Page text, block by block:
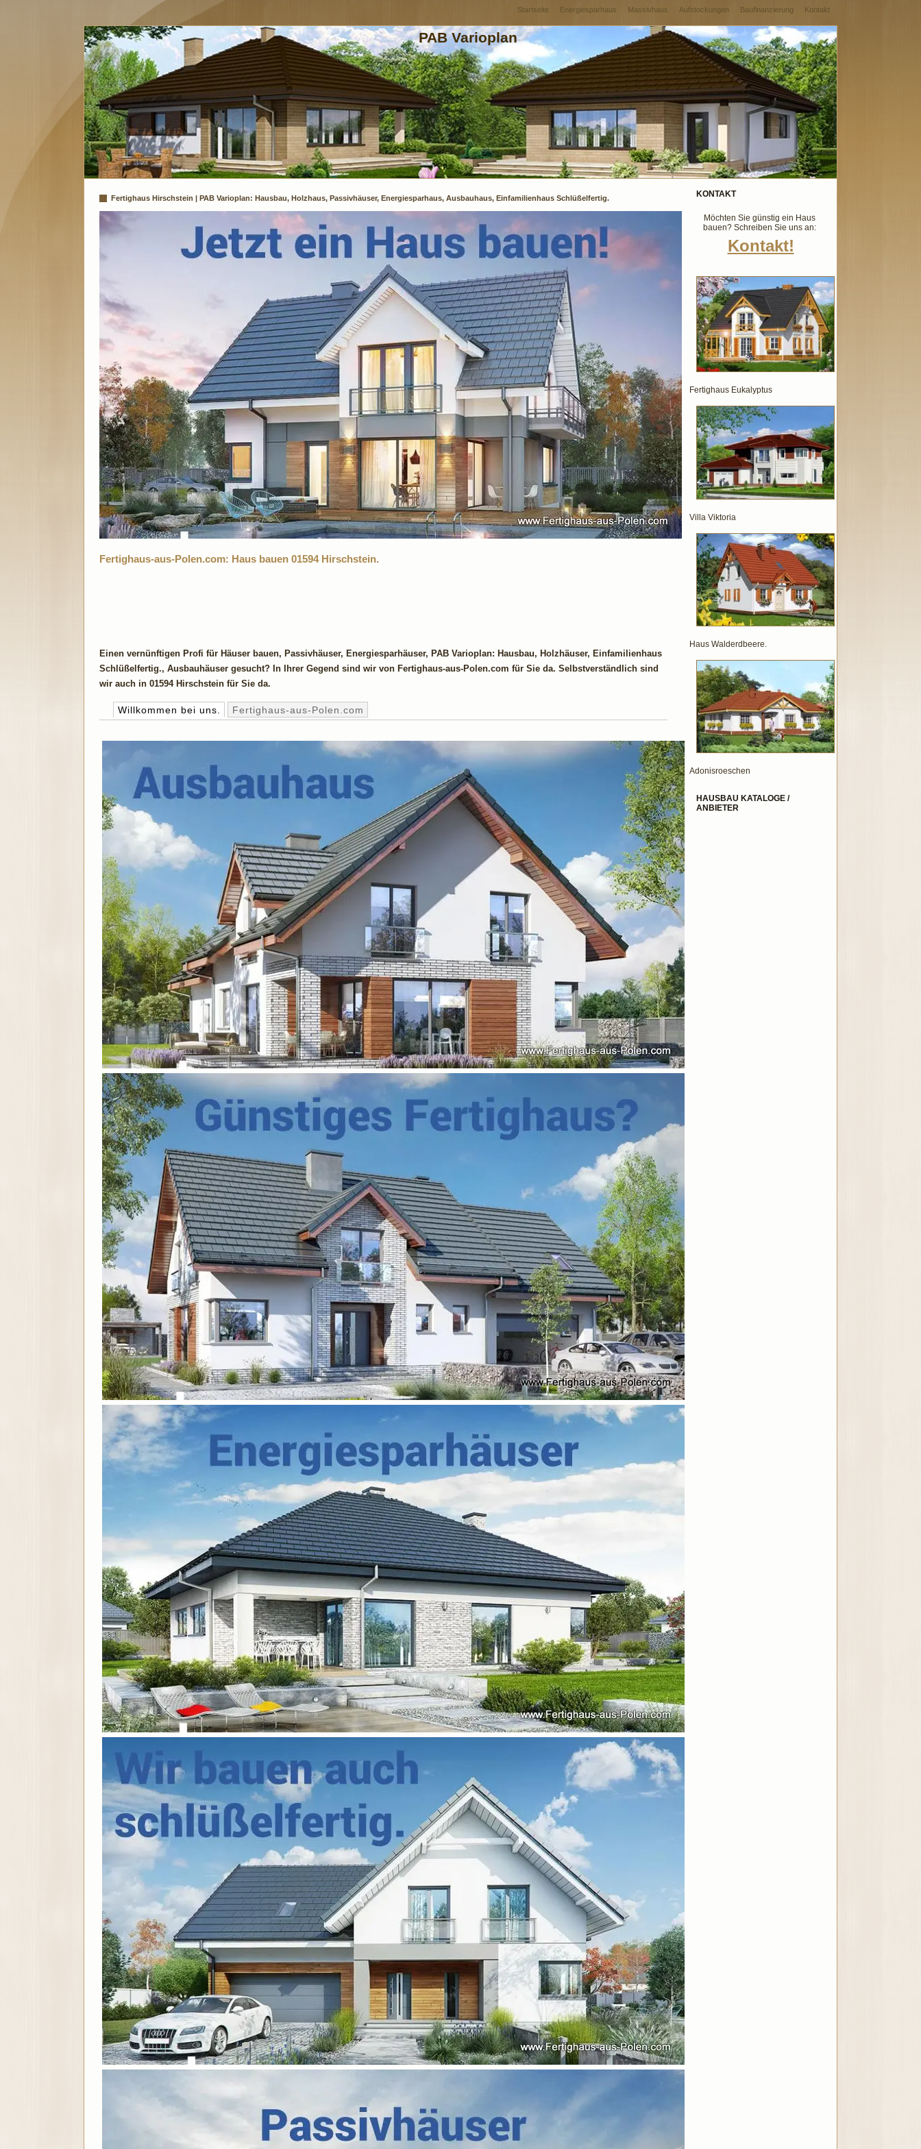
Startseite Energiesparhaus Massivhaus Aufstockungen Baufinanzierung Kontakt
PAB Varioplan
Fertighaus Hirschstein | PAB Varioplan: Hausbau, Holzhaus, Passivhäuser, Energiesparhaus, Ausbauhaus, Einfamilienhaus Schlüßelfertig.
Fertighaus-aus-Polen.com: Haus bauen 01594 Hirschstein.
Einen vernünftigen Profi für Häuser bauen, Passivhäuser, Energiesparhäuser, PAB Varioplan: Hausbau, Holzhäuser, Einfamilienhaus
Schlüßelfertig., Ausbauhäuser gesucht? In Ihrer Gegend sind wir von Fertighaus-aus-Polen.com für Sie da. Selbstverständlich sind
wir auch in 01594 Hirschstein für Sie da.
Willkommen bei uns. Fertighaus-aus-Polen.com
KONTAKT
Möchten Sie günstig ein Haus
bauen? Schreiben Sie uns an:
Kontakt!
Fertighaus Eukalyptus
Villa Viktoria
Haus Walderdbeere.
Adonisroeschen
HAUSBAU KATALOGE /
ANBIETER